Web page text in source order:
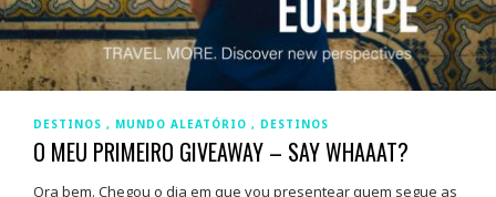
DESTINOS MUNDO ALEATÓRIO DESTINOS
O MEU PRIMEIRO GIVEAWAY – SAY WHAAAT?
Ora bem. Chegou o dia em que vou presentear quem segue as